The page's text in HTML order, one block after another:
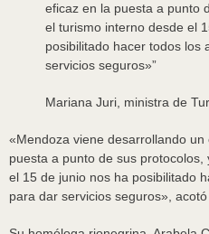
eficaz en la puesta a punto
el turismo interno desde el
posibilitado hacer todos los
servicios seguros»”
Mariana Juri, ministra de
«Mendoza viene desarrollando
puesta a punto de sus
el 15 de junio nos ha posibilitado
para dar servicios seguros», acotó